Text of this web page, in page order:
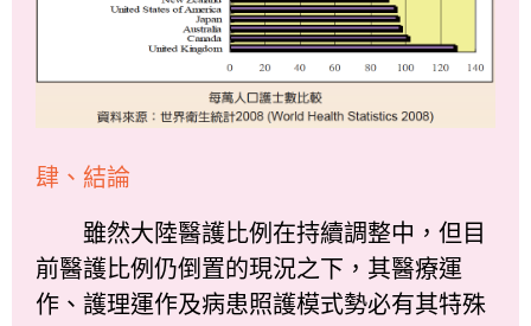
肆、結論
雖然大陸醫護比例在持續調整中，但目
前醫護比例仍倒置的現況之下，其醫療運
作、護理運作及病患照護模式勢必有其特殊